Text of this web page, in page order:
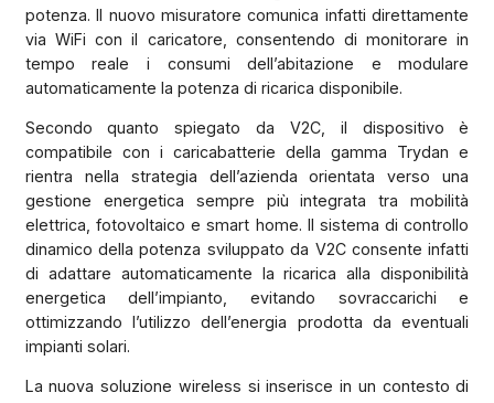
potenza. Il nuovo misuratore comunica infatti direttamente
via WiFi con il caricatore, consentendo di monitorare in
tempo reale i consumi dell’abitazione e modulare
automaticamente la potenza di ricarica disponibile.
Secondo quanto spiegato da V2C, il dispositivo è
compatibile con i caricabatterie della gamma Trydan e
rientra nella strategia dell’azienda orientata verso una
gestione energetica sempre più integrata tra mobilità
elettrica, fotovoltaico e smart home. Il sistema di controllo
dinamico della potenza sviluppato da V2C consente infatti
di adattare automaticamente la ricarica alla disponibilità
energetica dell’impianto, evitando sovraccarichi e
ottimizzando l’utilizzo dell’energia prodotta da eventuali
impianti solari.
La nuova soluzione wireless si inserisce in un contesto di